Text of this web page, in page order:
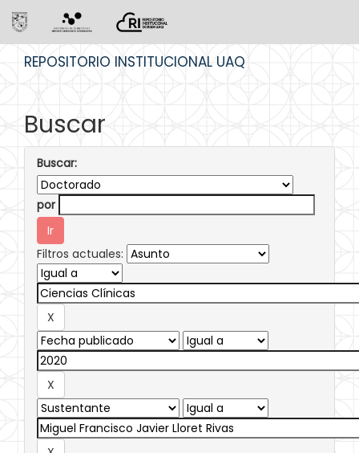
REPOSITORIO INSTITUCIONAL UAQ
Buscar
Buscar:
por
Filtros actuales: